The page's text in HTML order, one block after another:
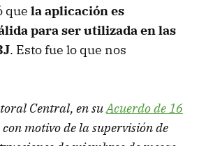
que la aplicación es
para ser utilizada en las
. Esto fue lo que nos
Central, en suAcuerdo de 16
con motivo de la supervisión de